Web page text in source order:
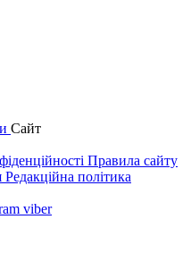
Сайт
Правила сайту
Редакційна політика
viber